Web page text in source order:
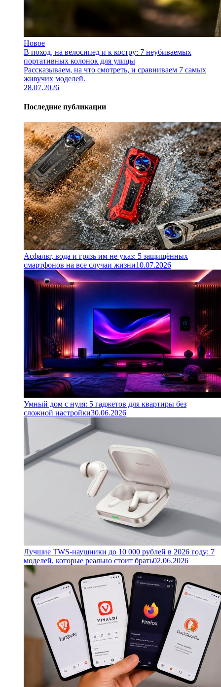
Новое
В поход, на велосипед и к костру: 7 неубиваемых
портативных колонок для улицы
Рассказываем, на что смотреть, и сравниваем 7 самых
живучих моделей.
28.07.2026
Последние публикации
Асфальт, вода и грязь им не указ: 5 защищённых
смартфонов на все случаи жизни10.07.2026
Умный дом с нуля: 5 гаджетов для квартиры без
сложной настройки30.06.2026
Лучшие TWS-наушники до 10 000 рублей в 2026 году: 7
моделей, которые реально стоит брать02.06.2026